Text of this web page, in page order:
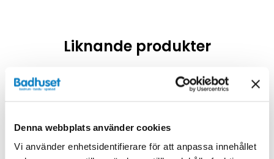
Denna webbplats använder cookies
Vi använder enhetsidentifierare för att anpassa innehållet
Liknande produkter